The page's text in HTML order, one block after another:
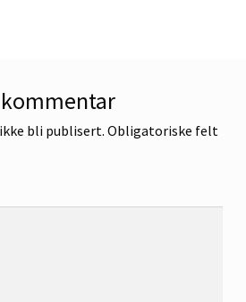
bli publisert. Obligatoriske felt